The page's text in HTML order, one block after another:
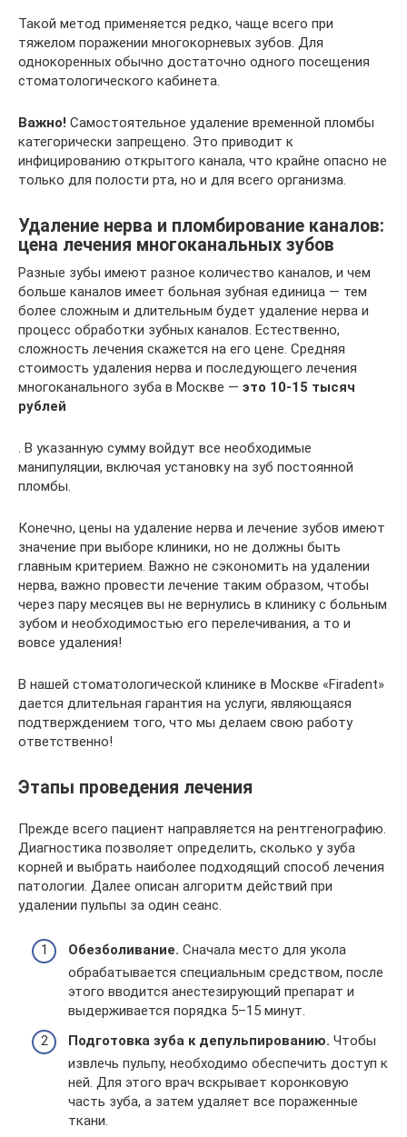
Такой метод применяется редко, чаще всего при
тяжелом поражении многокорневых зубов. Для
однокоренных обычно достаточно одного посещения
стоматологического кабинета.
Важно! Самостоятельное удаление временной пломбы
категорически запрещено. Это приводит к
инфицированию открытого канала, что крайне опасно не
только для полости рта, но и для всего организма.
Удаление нерва и пломбирование каналов:
цена лечения многоканальных зубов
Разные зубы имеют разное количество каналов, и чем
больше каналов имеет больная зубная единица — тем
более сложным и длительным будет удаление нерва и
процесс обработки зубных каналов. Естественно,
сложность лечения скажется на его цене. Средняя
стоимость удаления нерва и последующего лечения
многоканального зуба в Москве — это 10-15 тысяч
рублей
. В указанную сумму войдут все необходимые
манипуляции, включая установку на зуб постоянной
пломбы.
Конечно, цены на удаление нерва и лечение зубов имеют
значение при выборе клиники, но не должны быть
главным критерием. Важно не сэкономить на удалении
нерва, важно провести лечение таким образом, чтобы
через пару месяцев вы не вернулись в клинику с больным
зубом и необходимостью его перелечивания, а то и
вовсе удаления!
В нашей стоматологической клинике в Москве «Firadent»
дается длительная гарантия на услуги, являющаяся
подтверждением того, что мы делаем свою работу
ответственно!
Этапы проведения лечения
Прежде всего пациент направляется на рентгенографию.
Диагностика позволяет определить, сколько у зуба
корней и выбрать наиболее подходящий способ лечения
патологии. Далее описан алгоритм действий при
удалении пульпы за один сеанс.
Обезболивание. Сначала место для укола
обрабатывается специальным средством, после
этого вводится анестезирующий препарат и
выдерживается порядка 5–15 минут.
Подготовка зуба к депульпированию. Чтобы
извлечь пульпу, необходимо обеспечить доступ к
ней. Для этого врач вскрывает коронковую
часть зуба, а затем удаляет все пораженные
ткани.